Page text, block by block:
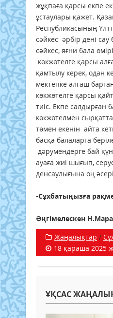
жұқпаға қарсы екпе
ұстаулары қажет.
Республикасының
сәйкес әрбір дені сау
сәйкес, яғни бала
көкжөтелге қарсы
қамтылу керек, одан
мектепке алғаш
көкжөтелге қарсы
тиіс. Екпе салдырған
көкжөтелмен
төмен екенін айта
басқа балаларға
дәрумендерге бай
ауаға жиі шығып,
денсаулығына оң
-Сұхбатыңызға
Әңгімелескен
Жаңалықтар /
18 қараша 2025
ҰҚСАС